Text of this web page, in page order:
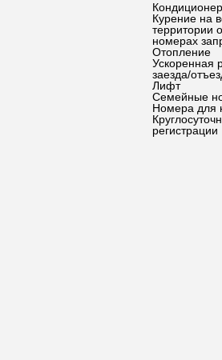
Кондиционер
Курение на
территории
номерах
Отопление
Ускоренная
заезда/
Лифт
Семейные
Номера для
регистрации